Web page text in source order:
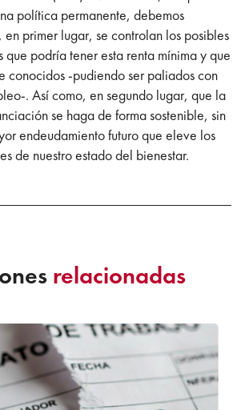
política permanente, debemos
en primer lugar, se controlan los posibles
que podría tener esta renta mínima y que
conocidos -pudiendo ser paliados con
. Así como, en segundo lugar, que la
se haga de forma sostenible, sin
endeudamiento futuro que eleve los
de nuestro estado del bienestar.
relacionadas